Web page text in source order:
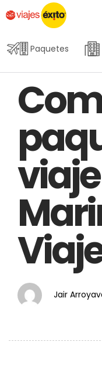
Paquetes
IN:
Jair
on: